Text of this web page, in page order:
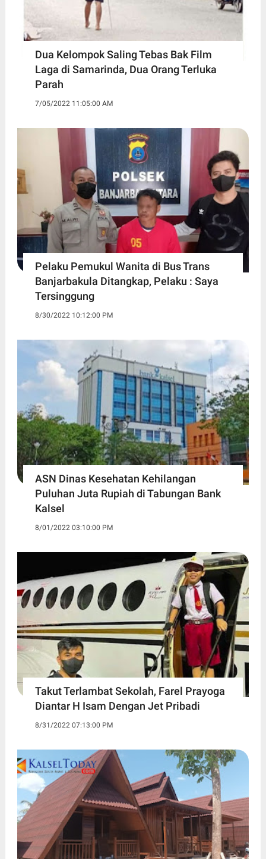
Dua Kelompok Saling Tebas Bak Film
Laga di Samarinda, Dua Orang Terluka
Parah
7/05/2022 11:05:00 AM
Pelaku Pemukul Wanita di Bus Trans
Banjarbakula Ditangkap, Pelaku : Saya
Tersinggung
8/30/2022 10:12:00 PM
ASN Dinas Kesehatan Kehilangan
Puluhan Juta Rupiah di Tabungan Bank
Kalsel
8/01/2022 03:10:00 PM
Takut Terlambat Sekolah, Farel Prayoga
Diantar H Isam Dengan Jet Pribadi
8/31/2022 07:13:00 PM